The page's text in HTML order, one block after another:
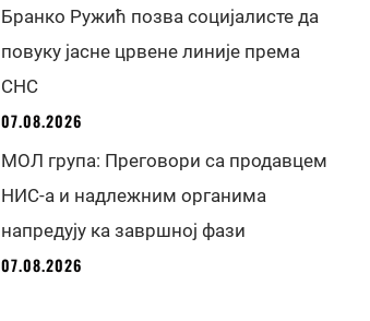
Бранко Ружић позва социјалисте да
повуку јасне црвене линије према
СНС
07.08.2026
МОЛ група: Преговори са продавцем
НИС-а и надлежним органима
напредују ка завршној фази
07.08.2026